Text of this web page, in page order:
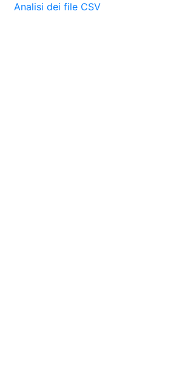
Analisi dei file CSV